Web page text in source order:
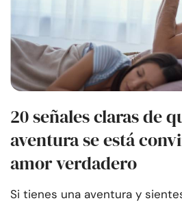
20 señales claras de
aventura se está
amor verdadero
Si tienes una aventura y